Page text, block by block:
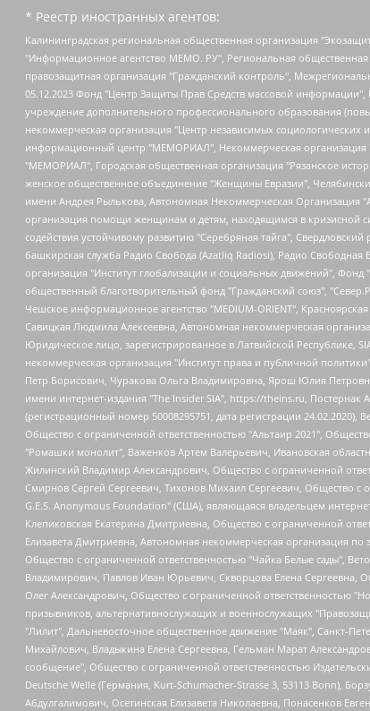
* Реестр иностранных агентов:
Калининградская региональная общественная организация "Экозащита!-Женсовет", Фонд содействия защите прав и свобод граждан "Общественный вердикт", Фонд "Институт Развития Свободы Информации", Частное учреждение "Информационное агентство МЕМО. РУ", Региональная общественная организация "Общественная комиссия по сохранению наследия академика Сахарова", Фонд поддержки свободы прессы, Санкт-Петербургская общественная правозащитная организация "Гражданский контроль", Межрегиональная общественная организация "Информационно-просветительский центр "Мемориал", Региональный Фонд "Центр Защиты Прав Средств Массовой Информации", с 05.12.2023 Фонд "Центр Защиты Прав Средств массовой информации", Региональная общественная благотворительная организация помощи беженцам и мигрантам "Гражданское содействие", Негосударственное образовательное учреждение дополнительного профессионального образования (повышение квалификации) специалистов "АКАДЕМИЯ ПО ПРАВАМ ЧЕЛОВЕКА", Свердловская региональная общественная организация "Сутяжник", Автономная некоммерческая организация "Центр независимых социологических исследований", Союз общественных объединений "Российский исследовательский центр по правам человека", Региональное общественное учреждение научно-информационный центр "МЕМОРИАЛ", Некоммерческая организация "Фонд защиты гласности", Автономная некоммерческая организация "Институт прав человека", Городская общественная организация "Екатеринбургское общество "МЕМОРИАЛ", Городская общественная организация "Рязанское историко-просветительское и правозащитное общество "Мемориал" (Рязанский Мемориал), Челябинский региональный орган общественной самодеятельности – женское общественное объединение "Женщины Евразии", Челябинский региональный орган общественной самодеятельности "Уральская правозащитная группа", Фонд содействия защите здоровья и социальной справедливости имени Андрея Рылькова, Автономная Некоммерческая Организация "Аналитический Центр Юрия Левады", Автономная некоммерческая организация социальной поддержки населения "Проект Апрель", Региональная общественная организация помощи женщинам и детям, находящимся в кризисной ситуации "Информационно-методический центр "Анна", Фонд содействия развитию массовых коммуникаций и правовому просвещению "Так-так-Так", Фонд содействия устойчивому развитию "Серебряная тайга", Свердловский региональный общественный фонд социальных проектов "Новое время", "Idel.Реалии", Кавказ.Реалии, Крым.Реалии, Телеканал Настоящее Время, Татаро-башкирская служба Радио Свобода (Azatliq Radiosi), Радио Свободная Европа/Радио Свобода (PCE/PC), "Сибирь.Реалии", "Фактограф", Благотворительный фонд помощи осужденным и их семьям, Автономная некоммерческая организация "Институт глобализации и социальных движений", Фонд "В защиту прав заключенных", Частное учреждение "Центр поддержки и содействия развитию средств массовой информации", Пензенский региональный общественный благотворительный фонд "Гражданский союз",